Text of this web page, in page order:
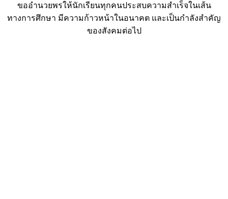
ขออำนวยพรให้นักเรียนทุกคนประสบความสำเร็จในเส้น
ทางการศึกษา มีความก้าวหน้าในอนาคต และเป็นกำลังสำคัญ
ของสังคมต่อไป